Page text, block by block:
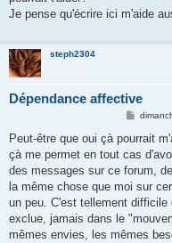
g
Je pense qu'écrire ici m'aide
steph2304
Dépendance affective
M
s
a
g
Peut-être que oui çà pourrait
çà me permet en tout cas
des messages sur ce forum,
la même chose que moi sur
un peu. C'est tellement
exclue, jamais dans le
mêmes envies, les mêmes